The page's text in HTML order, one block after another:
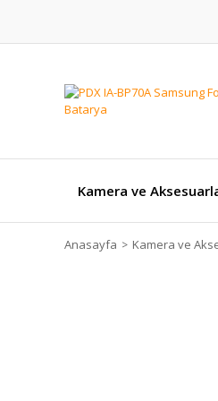
Kamera ve
Anasayfa Kamera ve